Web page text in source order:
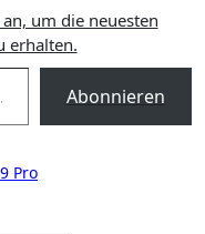
erhalten.
Abonnieren
Pro